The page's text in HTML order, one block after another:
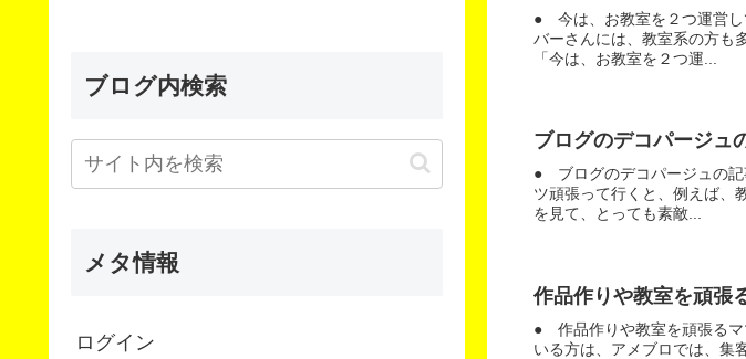
● 今は、お教室を２つ運営し
バーさんには、教室系の方も
「今は、お教室を２つ運...
ブログのデコパージュ
● ブログのデコパージュの記
ツ頑張って行くと、例えば、
を見て、とっても素敵...
作品作りや教室を頑張
● 作品作りや教室を頑張るマ
いる方は、アメブロでは、集
ブログ内検索
メタ情報
ログイン